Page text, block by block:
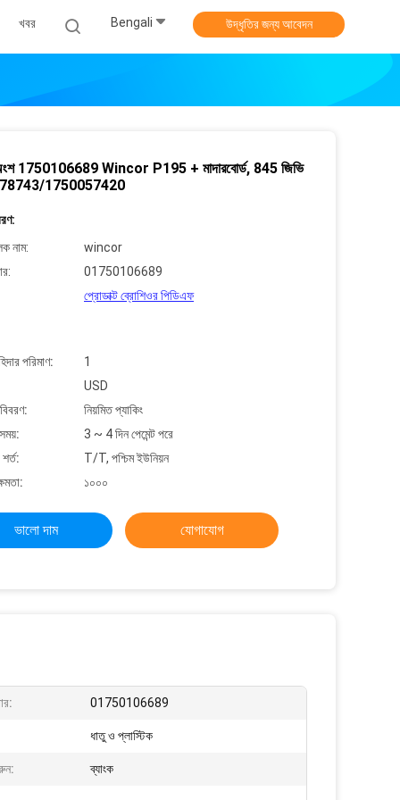
খবর Bengali উদ্ধৃতির জন্য আবেদন
1750106689 Wincor P195 + মাদারবোর্ড, 845 জিভি
1750057420
নাম:
wincor
01750106689
প্রোডাক্ট ব্রোশিওর পিডিএফ
পরিমাণ:
1
USD
নিয়মিত প্যাকিং
3 ~ 4 দিন পেমেন্ট পরে
T/T, পশ্চিম ইউনিয়ন
১০০০
ভালো দাম যোগাযোগ
01750106689
ধাতু ও প্লাস্টিক
ব্যাংক